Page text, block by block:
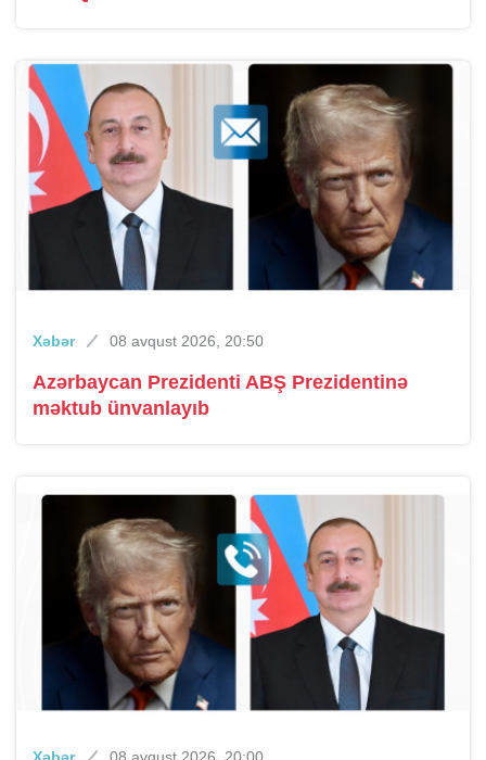
Xəbər 08 avqust 2026, 20:50
Azərbaycan Prezidenti ABŞ Prezidentinə
məktub ünvanlayıb